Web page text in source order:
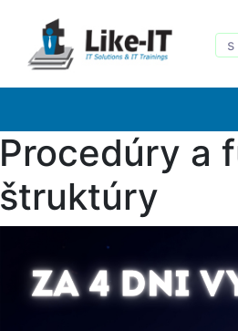
Procedúry a
štruktúry